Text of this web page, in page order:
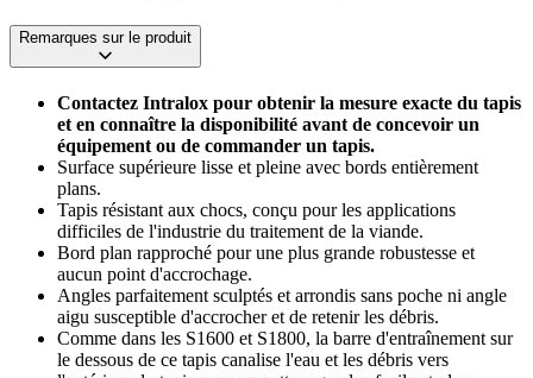
Remarques sur le produit
Contactez Intralox pour obtenir la mesure exacte du tapis
et en connaître la disponibilité avant de concevoir un
équipement ou de commander un tapis.
Surface supérieure lisse et pleine avec bords entièrement
plans.
Tapis résistant aux chocs, conçu pour les applications
difficiles de l'industrie du traitement de la viande.
Bord plan rapproché pour une plus grande robustesse et
aucun point d'accrochage.
Angles parfaitement sculptés et arrondis sans poche ni angle
aigu susceptible d'accrocher et de retenir les débris.
Comme dans les S1600 et S1800, la barre d'entraînement sur
le dessous de ce tapis canalise l'eau et les débris vers